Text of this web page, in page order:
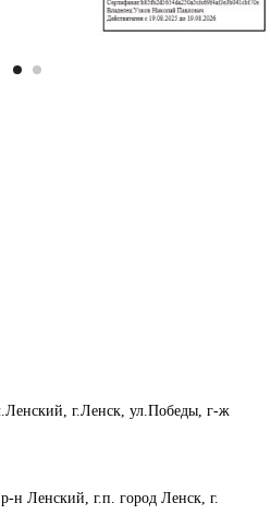
г.Ленск, ул.Победы, г-ж
н Ленский, г.п. город Ленск, г.